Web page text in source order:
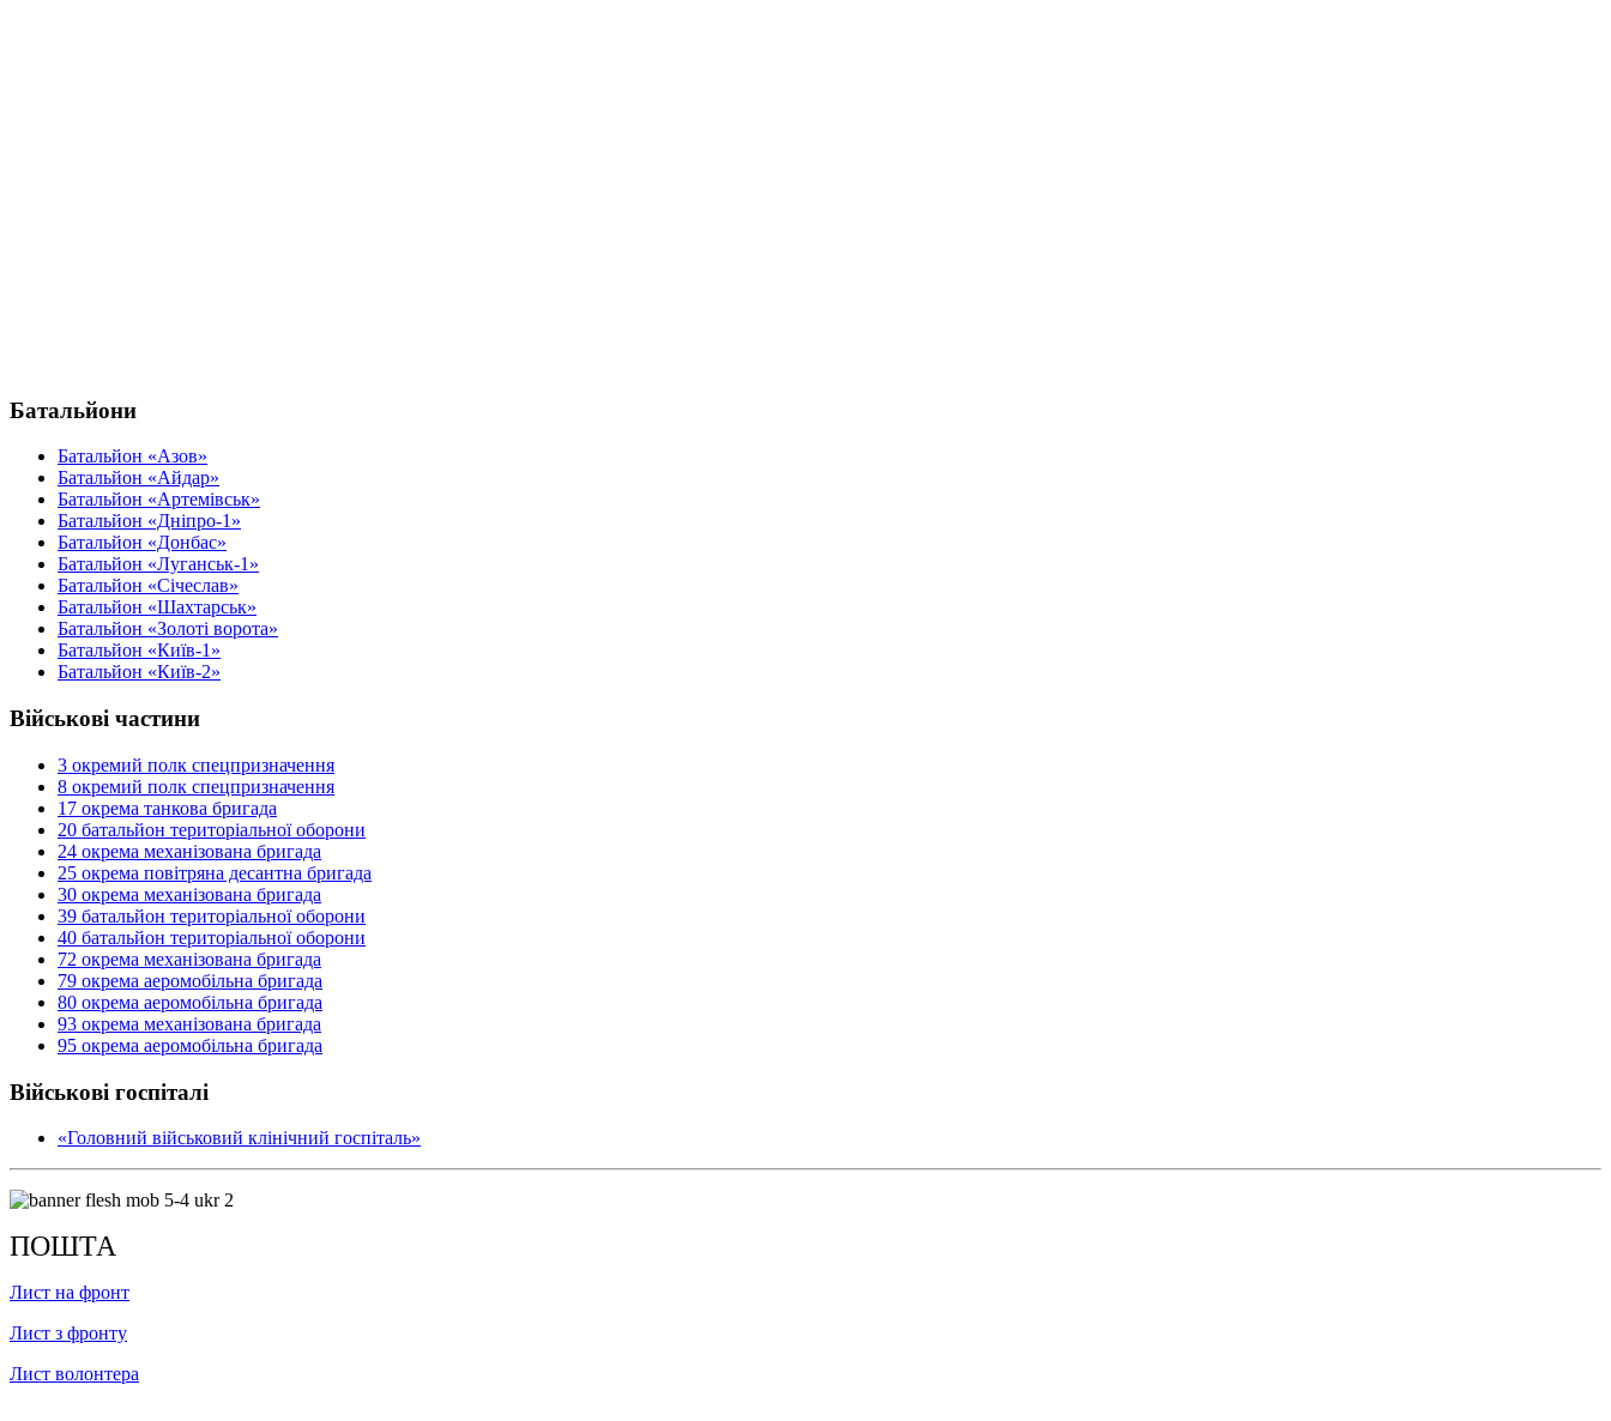
Батальйони
Батальйон «Азов»
Батальйон «Айдар»
Батальйон «Артемівськ»
Батальйон «Дніпро-1»
Батальйон «Донбас»
Батальйон «Луганськ-1»
Батальйон «Січеслав»
Батальйон «Шахтарськ»
Батальйон «Золоті ворота»
Батальйон «Київ-1»
Батальйон «Київ-2»
Військові частини
3 окремий полк спецпризначення
8 окремий полк спецпризначення
17 окрема танкова бригада
20 батальйон територіальної оборони
24 окрема механізована бригада
25 окрема повітряна десантна бригада
30 окрема механізована бригада
39 батальйон територіальної оборони
40 батальйон територіальної оборони
72 окрема механізована бригада
79 окрема аеромобільна бригада
80 окрема аеромобільна бригада
93 окрема механізована бригада
95 окрема аеромобільна бригада
Військові госпіталі
«Головний військовий клінічний госпіталь»
ПОШТА
Лист на фронт
Лист з фронту
Лист волонтера